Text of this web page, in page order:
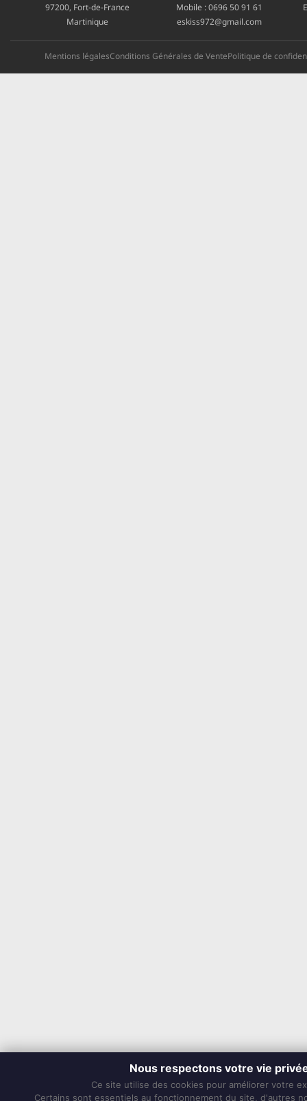
97200, Fort-de-France
Martinique
Mobile :0696 50 91 61
eskiss972@gmail.com
Nous respectons votre vie
Ce site utilise des cookies pour améliorer votre
Certains sont essentiels au fonctionnement du site, d'autres
Mentions légalesConditions Générales de VentePolitique de